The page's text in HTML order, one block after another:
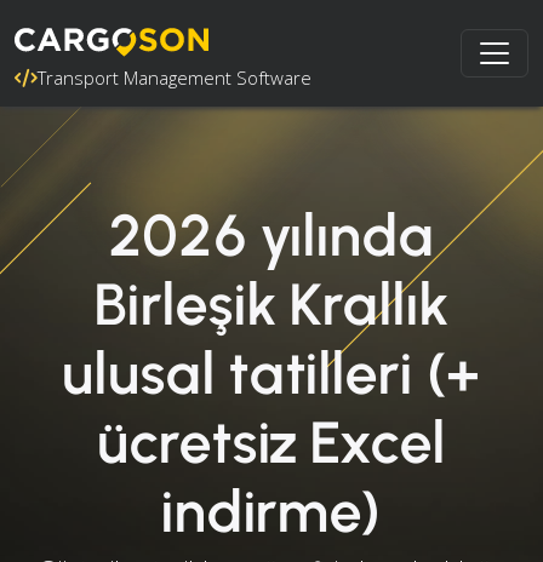
Transport Management Software
2026 yılında
Birleşik Krallık
ulusal tatilleri (+
ücretsiz Excel
indirme)